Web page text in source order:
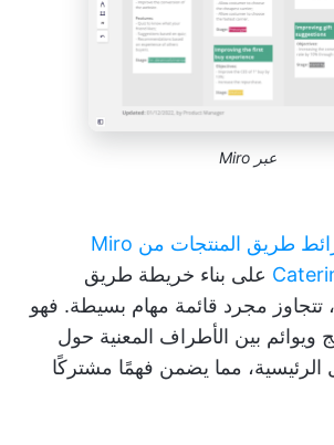
عبر Miro
قالب خرائط طريق المنتجات من Miro
على بناء خريطة طريق
تتجاوز مجرد قائمة مهام بسيطة. فهو
ويوائم بين الأطراف المعنية حول
الرئيسية، مما يضمن فهمًا مشتركًا